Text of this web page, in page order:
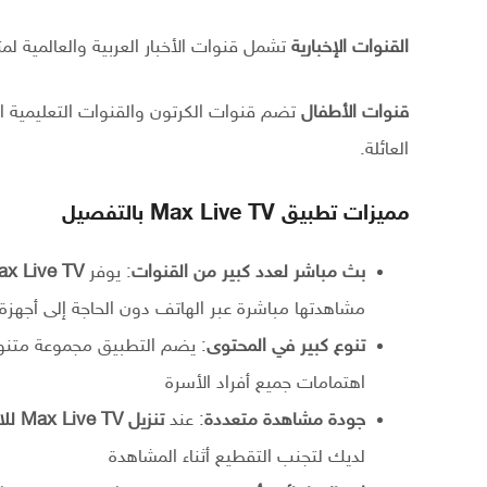
القنوات الإخبارية تشمل قنوات الأخبار العربية
قنوات الأطفال تضم قنوات الكرتون والقنوات
العائلة.
مميزات تطبيق Max Live TV بالتفصيل
بث مباشر لعدد كبير من القنوات: يوفرLive TV
مشاهدتها مباشرة عبر الهاتف دون الحاجة إلى
تنوع كبير في المحتوى: يضم التطبيق مجموعة
اهتمامات جميع أفراد الأسرة
جودة مشاهدة متعددة: عندتنزيل Max Live TV للاندرويد
لديك لتجنب التقطيع أثناء المشاهدة